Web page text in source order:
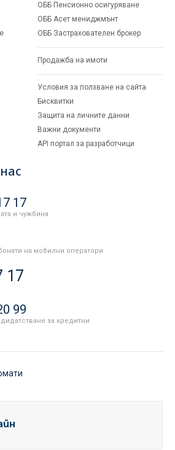
ОББ Пенсионно осигуряване
ОББ Асет мениджмънт
ОББ Застрахователен брокер
Продажба на имоти
Условия за ползване на сайта
Бисквитки
Защита на личните данни
Важни документи
API портал за разработчици
17
и чужбина
на мобилни оператори
17
99
за кредитни